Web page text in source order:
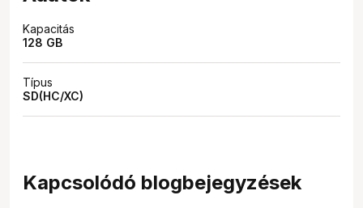
Kapacitás
128 GB
Típus
SD(HC/XC)
Kapcsolódó blogbejegyzések